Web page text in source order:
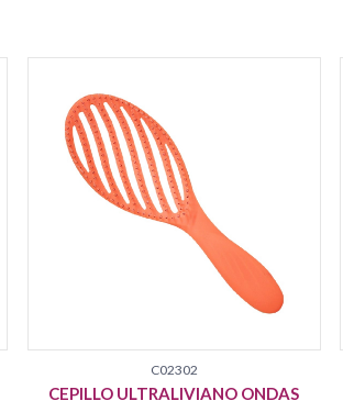
C02302
CEPILLO ULTRALIVIANO ONDAS